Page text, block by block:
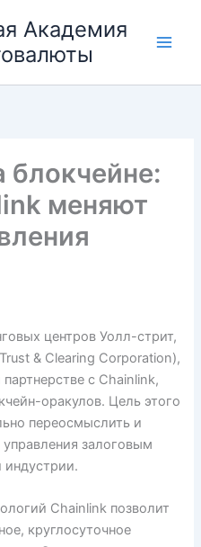
Академия
блокчейне:
меняют
центров Уолл-стрит,
& Clearing Corporation),
с Chainlink,
оракулов. Цель этого
переосмыслить и
залоговым
индустрии.
Chainlink позволит
круглосуточное